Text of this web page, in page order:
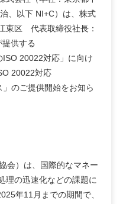
、以下 NI+C）は、株式
東区 代表取締役社長：
供する
ISO 20022対応」に向け
20022対応
のご提供開始をお知ら
会）は、国際的なマネー
理の迅速化などの課題に
年11月までの期間で、